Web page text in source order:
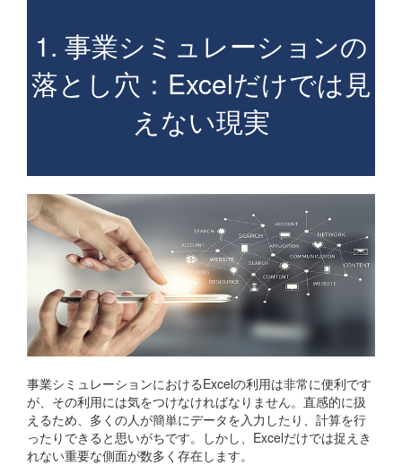
1. 事業シミュレーションの
落とし穴：Excelだけでは見
えない現実
事業シミュレーションにおけるExcelの利用は非常に便利です
が、その利用には気をつけなければなりません。直感的に扱
えるため、多くの人が簡単にデータを入力したり、計算を行
ったりできると思いがちです。しかし、Excelだけでは捉えき
れない重要な側面が数多く存在します。